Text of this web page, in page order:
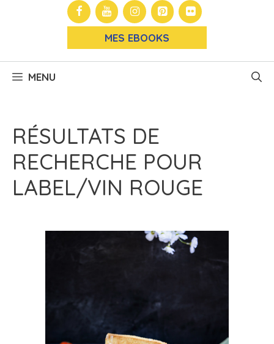
MES EBOOKS
MENU
RÉSULTATS DE
RECHERCHE POUR
LABEL/VIN ROUGE